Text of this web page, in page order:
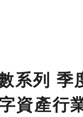
系列
資產行